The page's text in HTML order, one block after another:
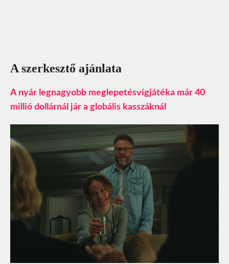
A szerkesztő ajánlata
A nyár legnagyobb meglepetésvígjátéka már 40
millió dollárnál jár a globális kasszáknál